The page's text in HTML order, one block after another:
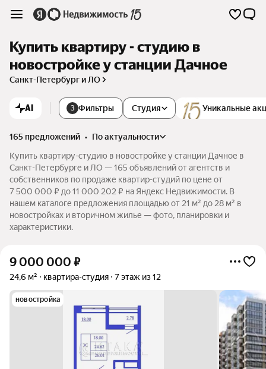
Купить квартиру - студию в
новостройке у станции Дачное
Санкт-Петербург и ЛО
AI 3 Фильтры Уникальные
Студия
165 предложений •
по актуальности
Купить квартиру-студию в новостройке у станции Дачное в
Санкт-Петербурге и ЛО — 165 объявлений от агентств и
собственников по продаже квартир-студий по цене от
7 500 000 ₽ до 11 000 202 ₽ на Яндекс Недвижимости. В
нашем каталоге предложения площадью от 21 м² до 28 м² в
новостройках и вторичном жилье — фото, планировки и
характеристики.
9 000 000 ₽
24,6 м² квартира-студия 7 этаж из 12
новостройка